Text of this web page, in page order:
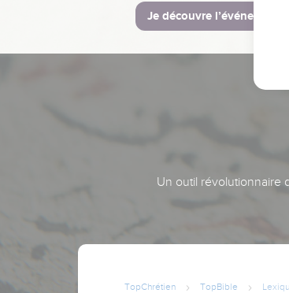
Je découvre l’événement
Un outil révolutionnaire
TopChrétien TopBible